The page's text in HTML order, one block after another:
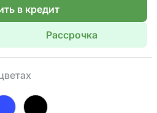
в кредит
Рассрочка